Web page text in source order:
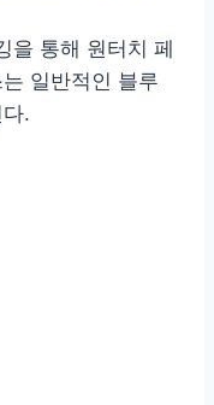
을 통해 원터치 페
일반적인 블루
.